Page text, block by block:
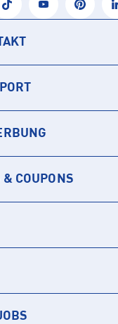
& COUPONS